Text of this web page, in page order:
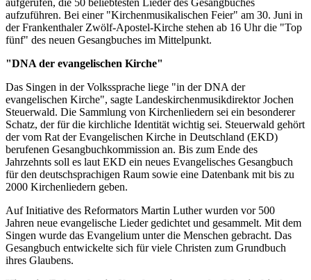
aufzuführen. Bei einer "Kirchenmusikalischen Feier" am 30. Juni in
der Frankenthaler Zwölf-Apostel-Kirche stehen ab 16 Uhr die "Top
fünf" des neuen Gesangbuches im Mittelpunkt.
"DNA der evangelischen Kirche"
Das Singen in der Volkssprache liege "in der DNA der
evangelischen Kirche", sagte Landeskirchenmusikdirektor Jochen
Steuerwald. Die Sammlung von Kirchenliedern sei ein besonderer
Schatz, der für die kirchliche Identität wichtig sei. Steuerwald gehört
der vom Rat der Evangelischen Kirche in Deutschland (EKD)
berufenen Gesangbuchkommission an. Bis zum Ende des
Jahrzehnts soll es laut EKD ein neues Evangelisches Gesangbuch
für den deutschsprachigen Raum sowie eine Datenbank mit bis zu
2000 Kirchenliedern geben.
Auf Initiative des Reformators Martin Luther wurden vor 500
Jahren neue evangelische Lieder gedichtet und gesammelt. Mit dem
Singen wurde das Evangelium unter die Menschen gebracht. Das
Gesangbuch entwickelte sich für viele Christen zum Grundbuch
ihres Glaubens.